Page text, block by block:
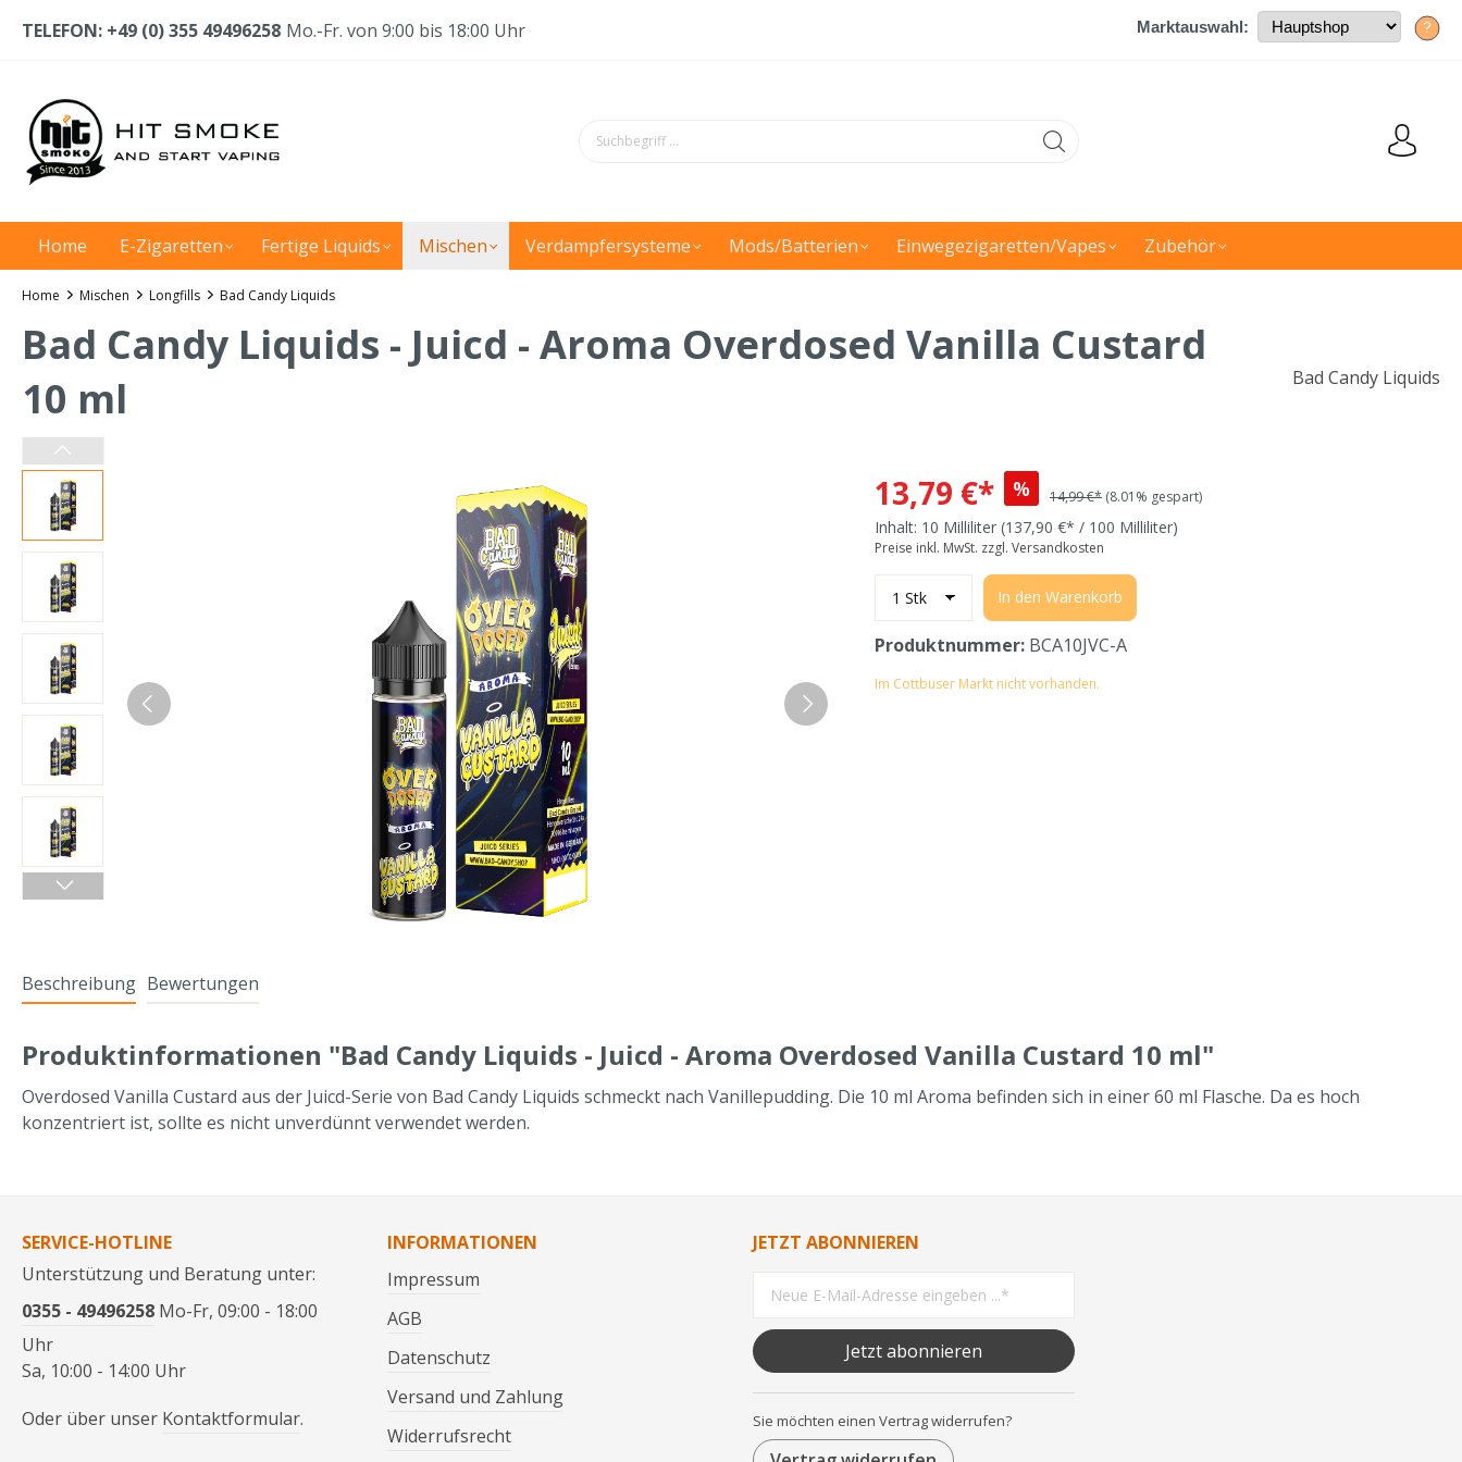
TELEFON: +49 (0) 355 49496258 Mo.-Fr. von 9:00 bis 18:00 Uhr Marktauswahl: ?
Home E-Zigaretten Fertige Liquids Mischen Verdampfersysteme Mods/Batterien Einwegezigaretten/Vapes Zubehör
Home Mischen Longfills Bad Candy Liquids
Bad Candy Liquids - Juicd - Aroma Overdosed Vanilla Custard
10 ml
Bad Candy Liquids
13,79 €* % 14,99 €* (8.01% gespart)
Inhalt: 10 Milliliter (137,90 €* / 100 Milliliter)
Preise inkl. MwSt. zzgl. Versandkosten
In den Warenkorb
Produktnummer: BCA10JVC-A
Im Cottbuser Markt nicht vorhanden.
Beschreibung Bewertungen
Produktinformationen "Bad Candy Liquids - Juicd - Aroma Overdosed Vanilla Custard 10 ml"
Overdosed Vanilla Custard aus der Juicd-Serie von Bad Candy Liquids schmeckt nach Vanillepudding. Die 10 ml Aroma befinden sich in einer 60 ml Flasche. Da es hoch
konzentriert ist, sollte es nicht unverdünnt verwendet werden.
SERVICE-HOTLINE
Unterstützung und Beratung unter:
0355 - 49496258 Mo-Fr, 09:00 - 18:00
Uhr
Sa, 10:00 - 14:00 Uhr
Oder über unser Kontaktformular.
INFORMATIONEN
Impressum
AGB
Datenschutz
Versand und Zahlung
Widerrufsrecht
JETZT ABONNIEREN
Jetzt abonnieren
Sie möchten einen Vertrag widerrufen?